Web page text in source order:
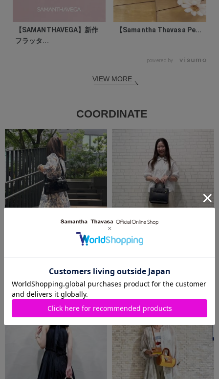
【SAMANTHAVEGA】新作
フラッタ...
【Samantha Thavasa Pe...
powered by
VIEW MORE
COORDINATE
2026.08.07
Samantha Thavasa Petit
Choice
2026.08.06